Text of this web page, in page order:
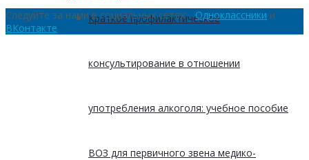
Краткое профилактическое
консультирование в отношении
употребления алкоголя: учебное пособие
ВОЗ для первичного звена медико-
Следуйте за нами в социальных сетях:Одноклассники и
ВКонтакте